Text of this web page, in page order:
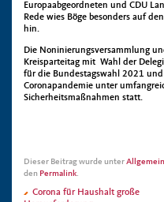
Europaabgeordneten und CDU
Rede wies Böge besonders auf
hin.
Die Noninierungsversammlung
Kreisparteitag mit Wahl der
für die Bundestagswahl 2021
Coronapandemie unter
Sicherheitsmaßnahmen statt.
Dieser Beitrag wurde unterAllgemein
den Permalink.
Corona für Haushalt große